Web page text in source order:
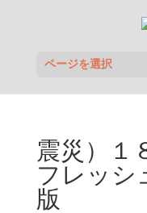
ページを選択
震災）１
フレッシ
版